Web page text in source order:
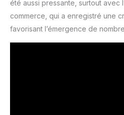
été aussi pressante, surtout avec
commerce, qui a enregistré une
favorisant l’émergence de